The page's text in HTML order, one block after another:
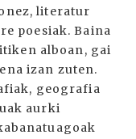
literatur
poesiak. Baina
alboan, gai
izan zuten.
geografia
aurki